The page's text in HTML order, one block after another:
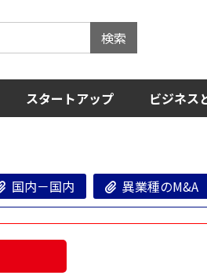
検索
スタートアップ ビジネス
国内－国内 異業種のM&A